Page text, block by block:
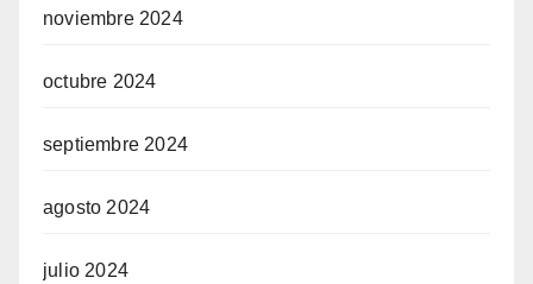
noviembre 2024
octubre 2024
septiembre 2024
agosto 2024
julio 2024